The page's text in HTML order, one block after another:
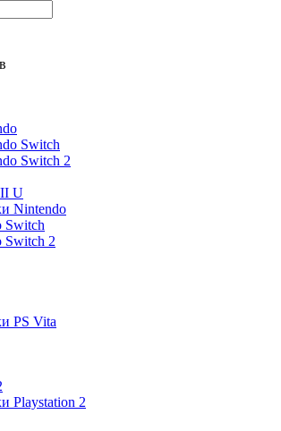
Switch
Switch 2
U
Nintendo
Switch
Switch 2
PS Vita
Playstation 2